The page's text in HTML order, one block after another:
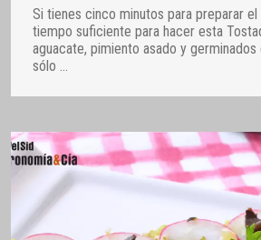
Si tienes cinco minutos para preparar el
tiempo suficiente para hacer esta
aguacate, pimiento asado y germinados
sólo …